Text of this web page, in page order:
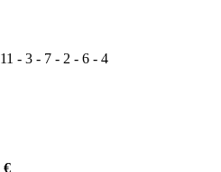
11 - 3 - 7 - 2 - 6 - 4
€